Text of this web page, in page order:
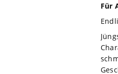
Für